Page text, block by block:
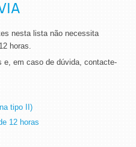
nesta lista não necessita
horas.
e, em caso de dúvida, contacte-
tipo II)
12 horas